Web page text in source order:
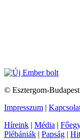
© Esztergom-
Impresszum |
Híreink | Média |
Plébániák | Papság |